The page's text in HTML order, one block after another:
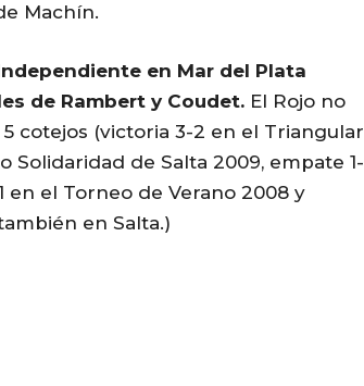
Machín.
en Mar del Plata
de Rambert y Coudet. El Rojo no
cotejos (victoria 3-2 en el Triangular
Solidaridad de Salta 2009, empate 1-
en el Torneo de Verano 2008 y
en Salta.)